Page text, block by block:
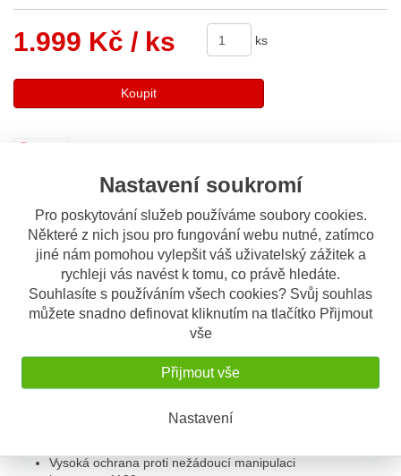
Nastavení soukromí
Pro poskytování služeb používáme soubory cookies.
Některé z nich jsou pro fungování webu nutné, zatímco
jiné nám pomohou vylepšit váš uživatelský zážitek a
rychleji vás navést k tomu, co právě hledáte.
Souhlasíte s používáním všech cookies? Svůj souhlas
můžete snadno definovat kliknutím na tlačítko Přijmout
vše
Přijmout vše
Nastavení
1.999 Kč / ks ks
Koupit
Popis Odeslat dotaz
Popis výrobku
U-zámek pro zabezpečení motocyklu
patentované provedení kulatého oka
oko poskytuje maximální odolnost proti překonání
kódová karta s číslem klíče - pečlivě uschovejte
Vysoká ochrana proti nežádoucí manipulaci